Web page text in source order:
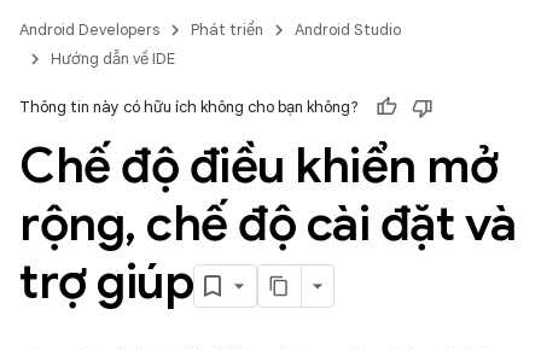
Android Developers Phát triển
Android Studio
Hướng dẫn về IDE
Thông tin này có hữu ích không cho bạn không?
Chế độ điều khiển mở
rộng, chế độ cài đặt và
trợ giúp